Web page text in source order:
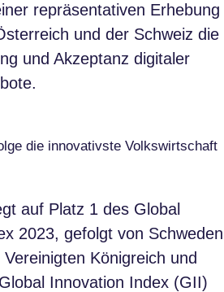
repräsentativen Erhebung
und der Schweiz die
und Akzeptanz digitaler
die innovativste Volkswirtschaft
auf Platz 1 des Global
2023, gefolgt von
Königreich und
Innovation Index (GII)